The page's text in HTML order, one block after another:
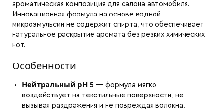
ароматическая композиция для салона автомобиля.
Инновационная формула на основе водной
микроэмульсии не содержит спирта, что обеспечивает
натуральное раскрытие аромата без резких химических
нот.
Особенности
Нейтральный pH 5 — формула мягко
воздействует на текстильные поверхности, не
вызывая раздражения и не повреждая волокна.